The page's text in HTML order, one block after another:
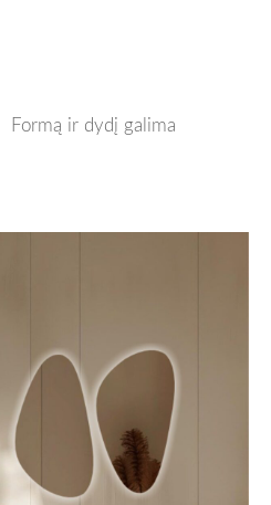
Formą ir dydį galima